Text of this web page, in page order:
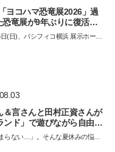
ヨコハマ恐竜展2026」過
竜展が9年ぶりに復活！
しむポイントを完全ガイ
(日)、パシフィコ横浜 展示ホール
言さんと田村正資さんが
ンド」で遊びながら自由研
ントが開催
らない…」。そんな夏休みの悩み